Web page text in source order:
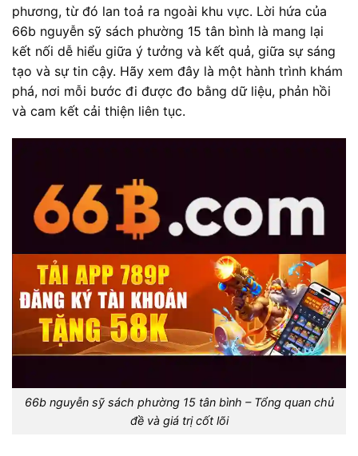
phương, từ đó lan toả ra ngoài khu vực. Lời hứa của
66b nguyễn sỹ sách phường 15 tân bình là mang lại
kết nối dễ hiểu giữa ý tưởng và kết quả, giữa sự sáng
tạo và sự tin cậy. Hãy xem đây là một hành trình khám
phá, nơi mỗi bước đi được đo bằng dữ liệu, phản hồi
và cam kết cải thiện liên tục.
66b nguyễn sỹ sách phường 15 tân bình – Tổng quan chủ
đề và giá trị cốt lõi